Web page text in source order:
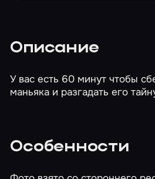
Описание
У вас есть 60 минут чтобы
маньяка и разгадать его
Особенности